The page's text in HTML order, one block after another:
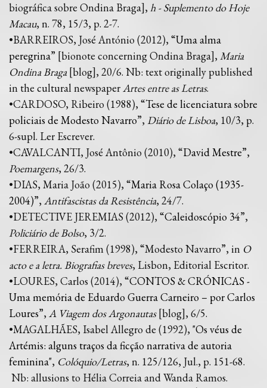
biográfica sobre Ondina Braga], h - Suplemento do Hoje
Macau, n. 78, 15/3, p. 2-7.
•BARREIROS, José António (2012), “Uma alma
peregrina” [bionote concerning Ondina Braga], Maria
Ondina Braga[blog], 20/6. Nb: text originally published
in the cultural newspaperArtes entre as Letras.
•CARDOSO, Ribeiro (1988), “Tese de licenciatura sobre
policiais de Modesto Navarro”, Diário de Lisboa, 10/3, p.
6-supl. Ler Escrever.
•CAVALCANTI, José Antônio (2010), “David Mestre”,
Poemargens, 26/3.
•DIAS, Maria João (2015), “Maria Rosa Colaço (1935-
2004)”, Antifascistas da Resistência, 24/7.
•DETECTIVE JEREMIAS (2012), “Caleidoscópio 34”,
Policiário de Bolso, 3/2.
•FERREIRA, Serafim (1998), “Modesto Navarro”, in O
acto e a letra. Biografias breves, Lisbon, Editorial Escritor.
•LOURES, Carlos (2014), “CONTOS & CRÓNICAS -
Uma memória de Eduardo Guerra Carneiro – por Carlos
Loures”, A Viagem dos Argonautas[blog], 6/5.
•MAGALHÃES, Isabel Allegro de (1992), "Os véus de
Artémis: alguns traços da ficção narrativa de autoria
feminina", Colóquio/Letras, n. 125/126, Jul., p. 151-68.
Nb: allusions to Hélia Correia and Wanda Ramos.